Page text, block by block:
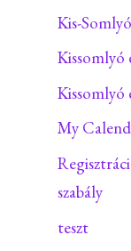
Kis-
Kissomlyó
Kissomlyó
My
szabály
teszt